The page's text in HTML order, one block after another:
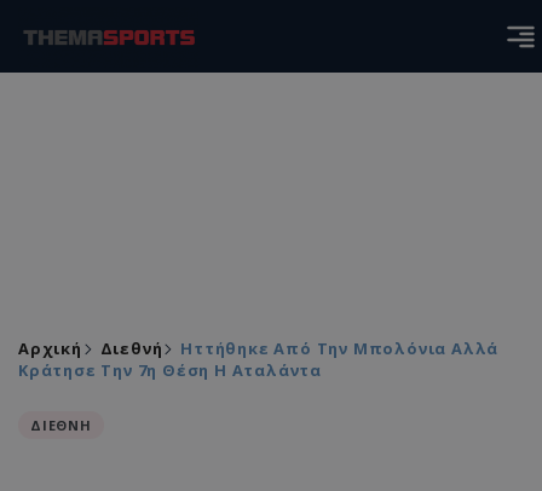
Αρχική Διεθνή
Ηττήθηκε Από Την Μπολόνια Αλλά
Κράτησε Την 7η Θέση Η Αταλάντα
ΔΙΕΘΝΗ